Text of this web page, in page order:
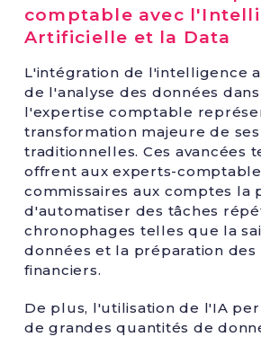
comptable avec
Artificielle et la Data
L'intégration de l'intelligence
de l'analyse des données
l'expertise comptable
transformation majeure de
traditionnelles. Ces avancées
offrent aux experts-
commissaires aux comptes la
d'automatiser des tâches
chronophages telles que la
données et la préparation des
financiers.
De plus, l'utilisation de l'IA
de grandes quantités de